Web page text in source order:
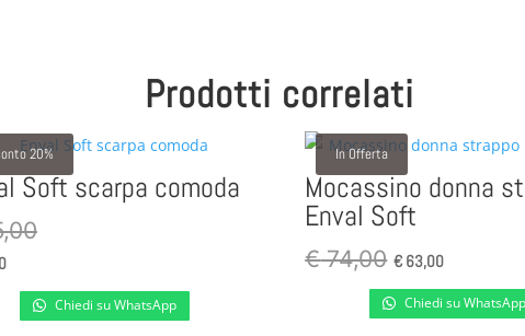
Prodotti correlati
20%
Soft scarpa comoda
Chiedi su WhatsApp
In Offerta
Mocassino donna
Enval Soft
€74,00 Il
prezzo
originale
€ 63,00Il
prezzo
attuale
Chiedi su WhatsApp